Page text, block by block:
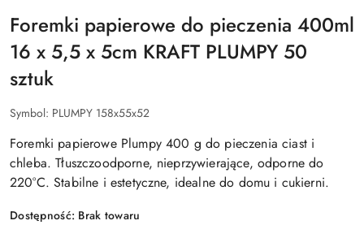
Foremki papierowe do pieczenia 400ml
16 x 5,5 x 5cm KRAFT PLUMPY 50
sztuk
Symbol: PLUMPY 158x55x52
Foremki papierowe Plumpy 400 g do pieczenia ciast i
chleba. Tłuszczoodporne, nieprzywierające, odporne do
220°C. Stabilne i estetyczne, idealne do domu i cukierni.
Dostępność: Brak towaru